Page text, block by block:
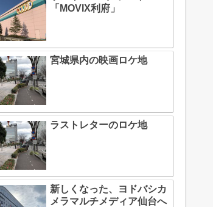
「MOVIX利府」
宮城県内の映画ロケ地
ラストレターのロケ地
新しくなった、ヨドバシカ
メラマルチメディア仙台へ